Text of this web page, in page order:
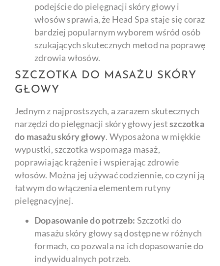
podejście do pielęgnacji skóry głowy i
włosów sprawia, że Head Spa staje się coraz
bardziej popularnym wyborem wśród osób
szukających skutecznych metod na poprawę
zdrowia włosów.
SZCZOTKA DO MASAŻU SKÓRY
GŁOWY
Jednym z najprostszych, a zarazem skutecznych
narzędzi do pielęgnacji skóry głowy jestszczotka
do masażu skóry głowy. Wyposażona w miękkie
wypustki, szczotka wspomaga masaż,
poprawiając krążenie i wspierając zdrowie
włosów. Można jej używać codziennie, co czyni ją
łatwym do włączenia elementem rutyny
pielęgnacyjnej.
Dopasowanie do potrzeb: Szczotki do
masażu skóry głowy są dostępne w różnych
formach, co pozwala na ich dopasowanie do
indywidualnych potrzeb.